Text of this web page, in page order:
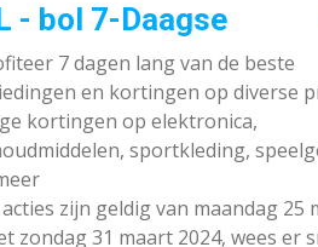
- bol 7-Daagse
7 dagen lang van de beste
en kortingen op diverse
kortingen op elektronica,
sportkleding,
acties zijn geldig van maandag 25
zondag 31 maart 2024, wees er